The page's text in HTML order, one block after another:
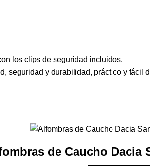
los clips de seguridad incluidos.
seguridad y durabilidad, práctico y fácil
de Caucho Dacia